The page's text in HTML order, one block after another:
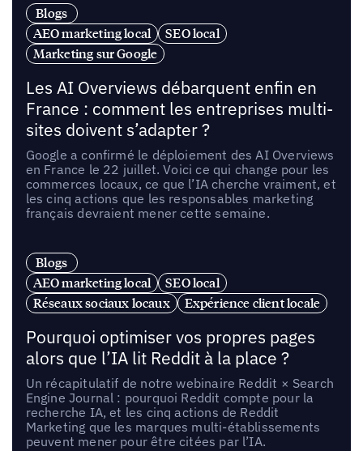
Blogs
AEO marketing local
SEO local
Marketing sur Google
Les AI Overviews débarquent enfin en
France : comment les entreprises multi-
sites doivent s’adapter ?
Google a confirmé le déploiement des AI Overviews
en France le 22 juillet. Voici ce qui change pour les
commerces locaux, ce que l’IA cherche vraiment, et
les cinq actions que les responsables marketing
français devraient mener cette semaine.
Blogs
AEO marketing local
SEO local
Réseaux sociaux locaux
Expérience client locale
Pourquoi optimiser vos propres pages
alors que l’IA lit Reddit à la place ?
Un récapitulatif de notre webinaire Reddit × Search
Engine Journal : pourquoi Reddit compte pour la
recherche IA, et les cinq actions de Reddit
Marketing que les marques multi-établissements
peuvent mener pour être citées par l’IA.